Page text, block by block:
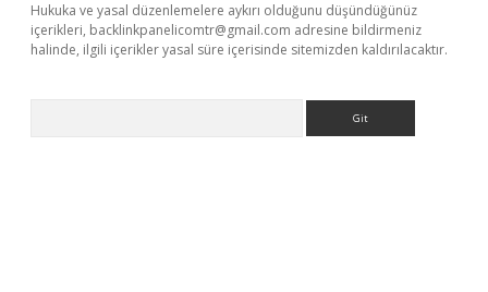
Hukuka ve yasal düzenlemelere aykırı olduğunu düşündüğünüz
içerikleri, backlinkpanelicomtr@gmail.com adresine bildirmeniz
halinde, ilgili içerikler yasal süre içerisinde sitemizden kaldırılacaktır.